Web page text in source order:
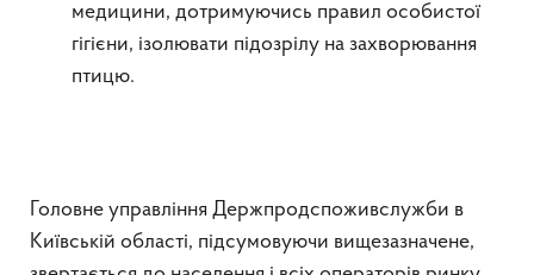
медицини, дотримуючись правил особистої
гігієни, ізолювати підозрілу на захворювання
птицю.
Головне управління Держпродспоживслужби в
Київській області, підсумовуючи вищезазначене,